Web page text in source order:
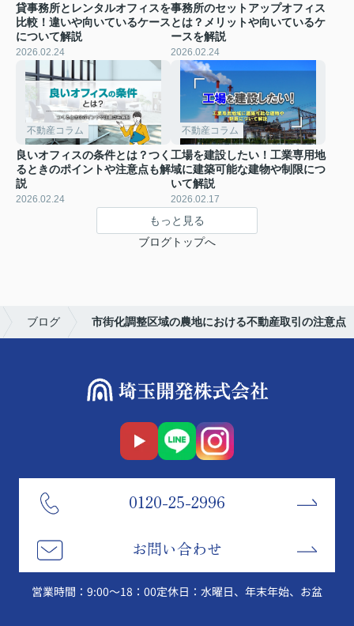
貸事務所とレンタルオフィスを
比較！違いや向いているケース
について解説
2026.02.24
事務所のセットアップオフィス
とは？メリットや向いているケ
ースを解説
2026.02.24
不動産コラム
良いオフィスの条件とは？つく
るときのポイントや注意点も解
説
2026.02.24
不動産コラム
工場を建設したい！工業専用地
域に建築可能な建物や制限につ
いて解説
2026.02.17
もっと見る
ブログトップへ
ブログ 市街化調整区域の農地における不動産取引の注意点
0120-25-2996
お問い合わせ
営業時間：9:00～18：00定休日：水曜日、年末年始、お盆